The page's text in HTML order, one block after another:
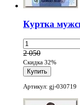
Куртка
2 050
Скидка 32%
Артикул: gj-030719